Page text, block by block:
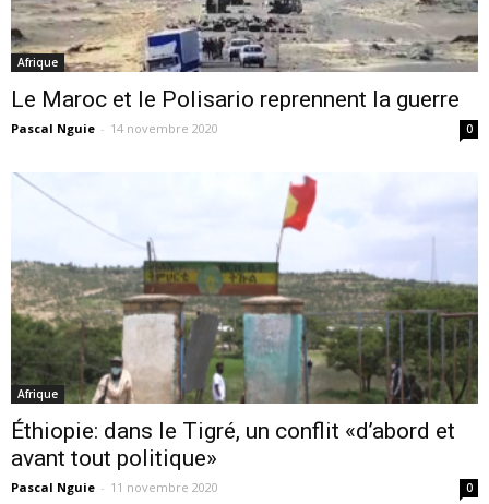
Afrique
Le Maroc et le Polisario reprennent la guerre
Pascal Nguie - 14 novembre 2020 0
Afrique
Éthiopie: dans le Tigré, un conflit «d’abord et
avant tout politique»
Pascal Nguie - 11 novembre 2020 0